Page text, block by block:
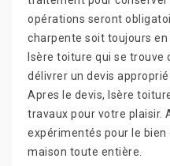
opérations seront
charpente soit toujours
Isère toiture qui se trouve
délivrer un devis
Apres le devis, Isère
travaux pour votre plaisir.
expérimentés pour le
maison toute entière.